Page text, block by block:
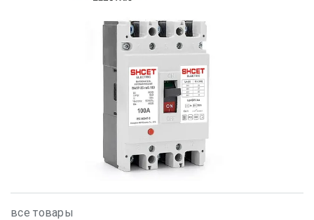
все товары